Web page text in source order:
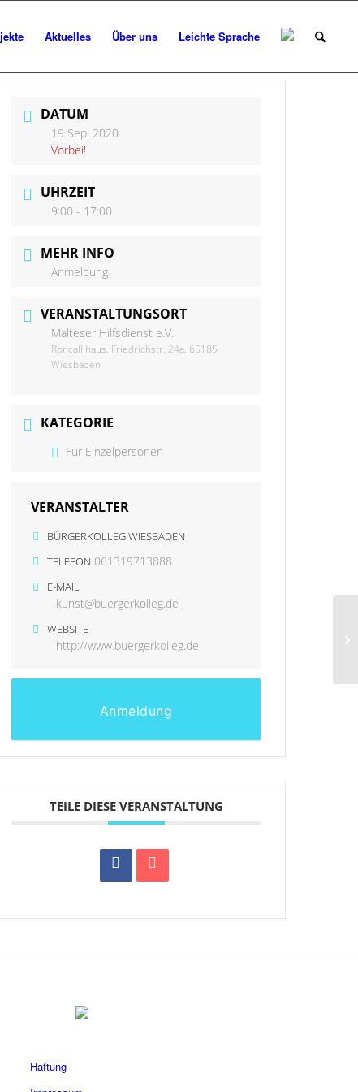
Aktuelles Über uns Leichte Sprache
DATUM
19 Sep. 2020
Vorbei!
UHRZEIT
9:00 - 17:00
MEHR INFO
Anmeldung
VERANSTALTUNGSORT
Malteser Hilfsdienst e.V.
Roncallihaus, Friedrichstr. 24a, 65185
Wiesbaden
KATEGORIE
Für Einzelpersonen
VERANSTALTER
BÜRGERKOLLEG WIESBADEN
TELEFON 061319713888
E-MAIL
kunst@buergerkolleg.de
WEBSITE
http://www.buergerkolleg.de
Anmeldung
TEILE DIESE VERANSTALTUNG
Haftung